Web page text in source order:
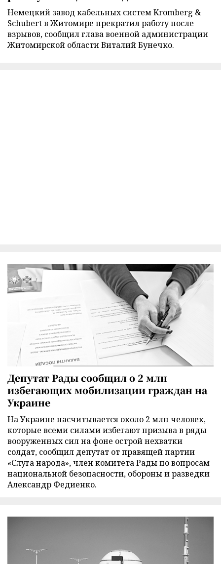
Немецкий завод кабельных систем Kromberg &
Schubert в Житомире прекратил работу после
взрывов, сообщил глава военной администрации
Житомирской области Виталий Бунечко.
Депутат Рады сообщил о 2 млн
избегающих мобилизации граждан на
Украине
На Украине насчитывается около 2 млн человек,
которые всеми силами избегают призыва в ряды
вооруженных сил на фоне острой нехватки
солдат, сообщил депутат от правящей партии
«Слуга народа», член комитета Рады по вопросам
национальной безопасности, обороны и разведки
Александр Федиенко.